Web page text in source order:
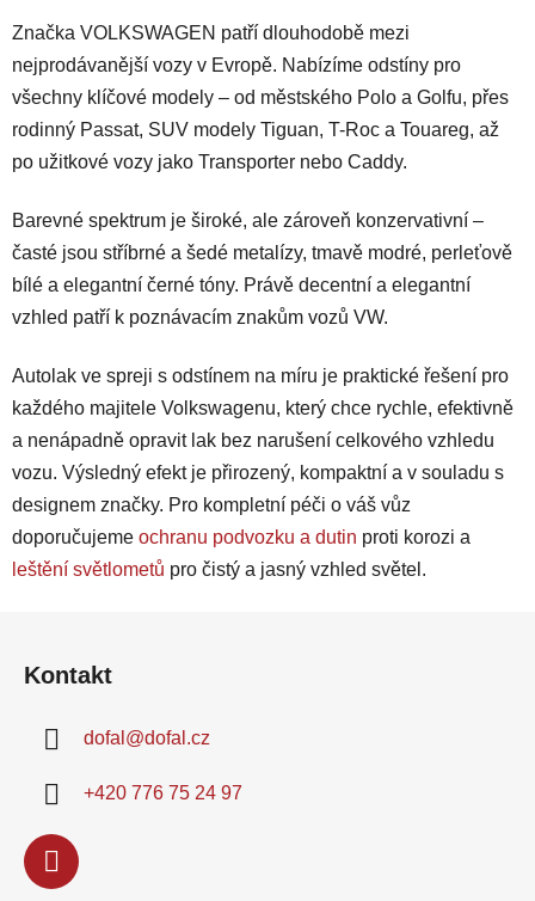
c
í
p
r
v
k
v
ý
p
i
s
n
í
Značka VOLKSWAGEN patří dlouhodobě mezi
nejprodávanější vozy v Evropě. Nabízíme odstíny pro
všechny klíčové modely – od městského Polo a Golfu, přes
rodinný Passat, SUV modely Tiguan, T-Roc a Touareg, až
po užitkové vozy jako Transporter nebo Caddy.
Barevné spektrum je široké, ale zároveň konzervativní –
časté jsou stříbrné a šedé metalízy, tmavě modré, perleťově
bílé a elegantní černé tóny. Právě decentní a elegantní
vzhled patří k poznávacím znakům vozů VW.
Autolak ve spreji s odstínem na míru je praktické řešení pro
každého majitele Volkswagenu, který chce rychle, efektivně
a nenápadně opravit lak bez narušení celkového vzhledu
vozu. Výsledný efekt je přirozený, kompaktní a v souladu s
designem značky. Pro kompletní péči o váš vůz
doporučujeme ochranu podvozku a dutin proti korozi a
leštění světlometů pro čistý a jasný vzhled světel.
Kontakt
dofal @dofal.cz
+420 776 75 24 97